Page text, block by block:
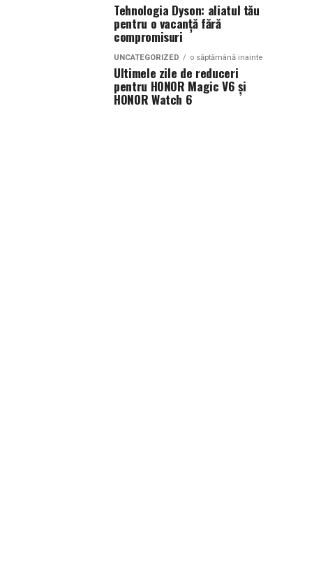
Tehnologia Dyson: aliatul tău
pentru o vacanță fără
compromisuri
UNCATEGORIZED o săptămână inainte
Ultimele zile de reduceri
pentru HONOR Magic V6 și
HONOR Watch 6